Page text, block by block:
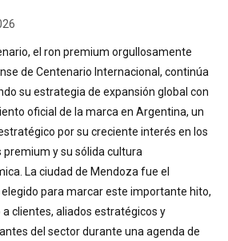
el ron premium orgullosamente
de Centenario Internacional, continúa
su estrategia de expansión global con
oficial de la marca en Argentina, un
por su creciente interés en los
premium y su sólida cultura
La ciudad de Mendoza fue el
para marcar este importante hito,
clientes, aliados estratégicos y
del sector durante una agenda de